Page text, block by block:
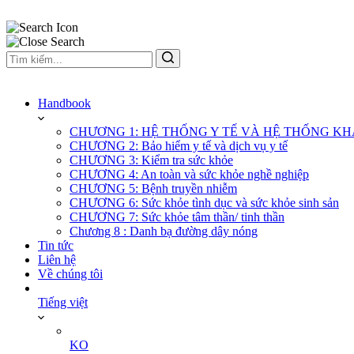
Handbook
CHƯƠNG 1: HỆ THỐNG Y TẾ VÀ HỆ THỐNG
CHƯƠNG 2: Bảo hiểm y tế và dịch vụ y tế
CHƯƠNG 3: Kiểm tra sức khỏe
CHƯƠNG 4: An toàn và sức khỏe nghề nghiệp
CHƯƠNG 5: Bệnh truyền nhiễm
CHƯƠNG 6: Sức khỏe tình dục và sức khỏe sinh sản
CHƯƠNG 7: Sức khỏe tâm thần/ tinh thần
Chương 8 : Danh bạ đường dây nóng
Tin tức
Liên hệ
Về chúng tôi
Tiếng việt
KO